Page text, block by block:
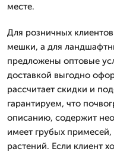
месте.
Для розничных
мешки, а для
предложены оптовые
доставкой выгодно
рассчитает скидки и
гарантируем, что
описанию, содержит
имеет грубых
растений. Если клиент